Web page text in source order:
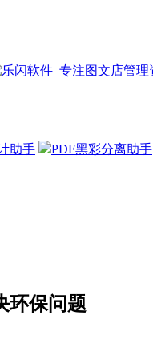
助手 PDF黑彩分离助手
环保问题